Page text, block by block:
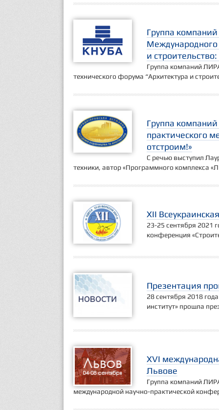
Группа
Международного
и
Группа компаний
технического форума “Архитектура и
Группа
практического
отстроим!»
С речью выступил
техники, автор «Программного комплекса
XII
23-25 сентября 2021
конференция
Презентация
28 сентября 2018
институт» прошла
XVI
Львове
Группа компаний
международной научно-практической